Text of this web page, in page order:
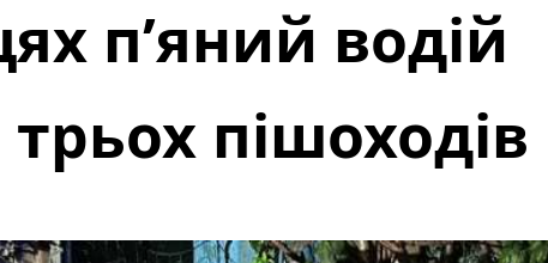
п’яний водій
трьох пішоходів